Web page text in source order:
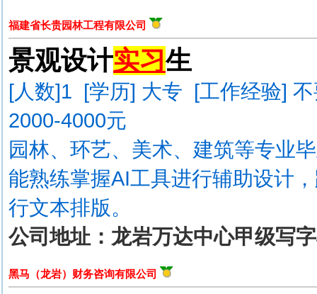
福建省长贵园林工程有限公司
景观设计实习生
[人数]1 [学历] 大专 [工作经验]
2000-4000元
园林、环艺、美术、建筑等专业
能熟练掌握AI工具进行辅助设计
行文本排版。
公司地址：龙岩万达中心甲级写
黑马（龙岩）财务咨询有限公司